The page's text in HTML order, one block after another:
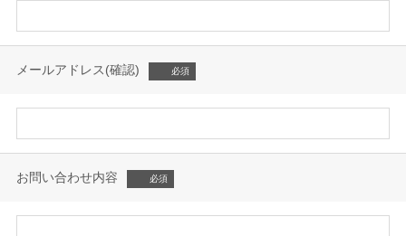
メールアドレス(確認)
お問い合わせ内容